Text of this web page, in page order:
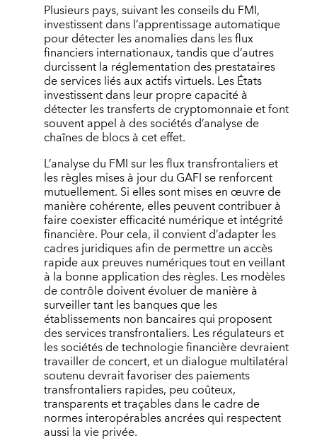
Plusieurs pays, suivant les conseils du FMI,
investissent dans l’apprentissage automatique
pour détecter les anomalies dans les flux
financiers internationaux, tandis que d’autres
durcissent la réglementation des prestataires
de services liés aux actifs virtuels. Les États
investissent dans leur propre capacité à
détecter les transferts de cryptomonnaie et font
souvent appel à des sociétés d’analyse de
chaînes de blocs à cet effet.
L’analyse du FMI sur les flux transfrontaliers et
les règles mises à jour du GAFI se renforcent
mutuellement. Si elles sont mises en œuvre de
manière cohérente, elles peuvent contribuer à
faire coexister efficacité numérique et intégrité
financière. Pour cela, il convient d’adapter les
cadres juridiques afin de permettre un accès
rapide aux preuves numériques tout en veillant
à la bonne application des règles. Les modèles
de contrôle doivent évoluer de manière à
surveiller tant les banques que les
établissements non bancaires qui proposent
des services transfrontaliers. Les régulateurs et
les sociétés de technologie financière devraient
travailler de concert, et un dialogue multilatéral
soutenu devrait favoriser des paiements
transfrontaliers rapides, peu coûteux,
transparents et traçables dans le cadre de
normes interopérables ancrées qui respectent
aussi la vie privée.